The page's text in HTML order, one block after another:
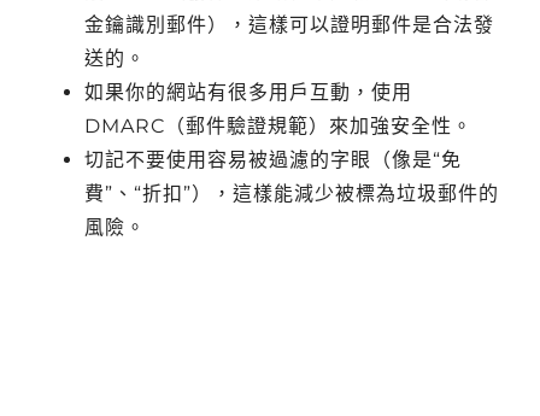
金鑰識別郵件），這樣可以證明郵件是合法發
送的。
如果你的網站有很多用戶互動，使用
DMARC（郵件驗證規範）來加強安全性。
切記不要使用容易被過濾的字眼（像是“免
費”、“折扣”），這樣能減少被標為垃圾郵件的
風險。